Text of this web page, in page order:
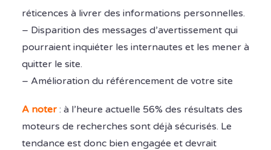
réticences à livrer des informations personnelles.
– Disparition des messages d’avertissement qui
pourraient inquiéter les internautes et les mener à
quitter le site.
– Amélioration du référencement de votre site
A noter : à l’heure actuelle 56% des résultats des
moteurs de recherches sont déjà sécurisés. Le
tendance est donc bien engagée et devrait